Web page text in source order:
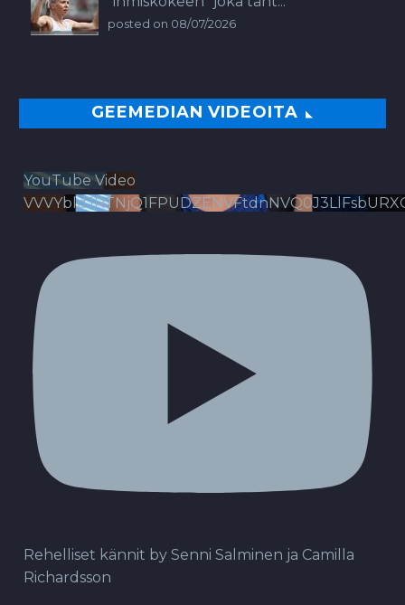
posted on 08/07/2026
GEEMEDIAN VIDEOITA
YouTube Video
Rehelliset kännit by Senni Salminen ja Camilla
Richardsson